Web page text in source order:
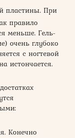
пластины. При
правило
меньше. Гель-
очень глубоко
с ногтевой
истончается.
Конечно